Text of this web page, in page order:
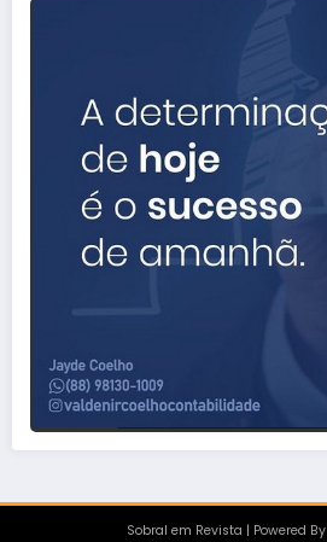
Sobral em Revista | Powered By